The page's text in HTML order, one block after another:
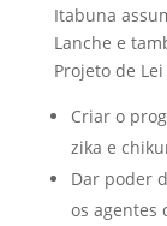
Itabuna
Lanche e
Projeto de
Criar o
zika e
Dar poder
os agentes